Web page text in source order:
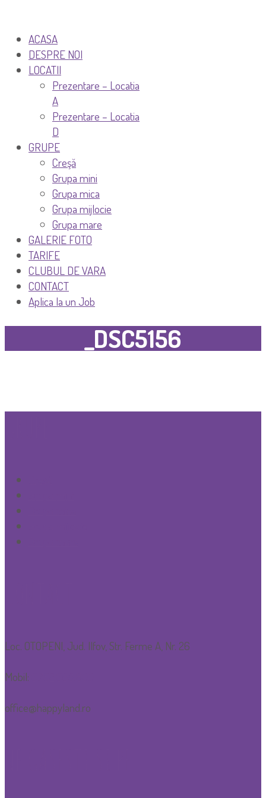
ACASA
DESPRE NOI
LOCATII
Prezentare – Locatia
A
Prezentare – Locatia
D
GRUPE
Creşă
Grupa mini
Grupa mica
Grupa mijlocie
Grupa mare
GALERIE FOTO
TARIFE
CLUBUL DE VARA
CONTACT
Aplica la un Job
_DSC5156
Loc. OTOPENI, Jud. Ilfov, Str. Ferme A, Nr. 26
Mobil:
office@happyland.ro